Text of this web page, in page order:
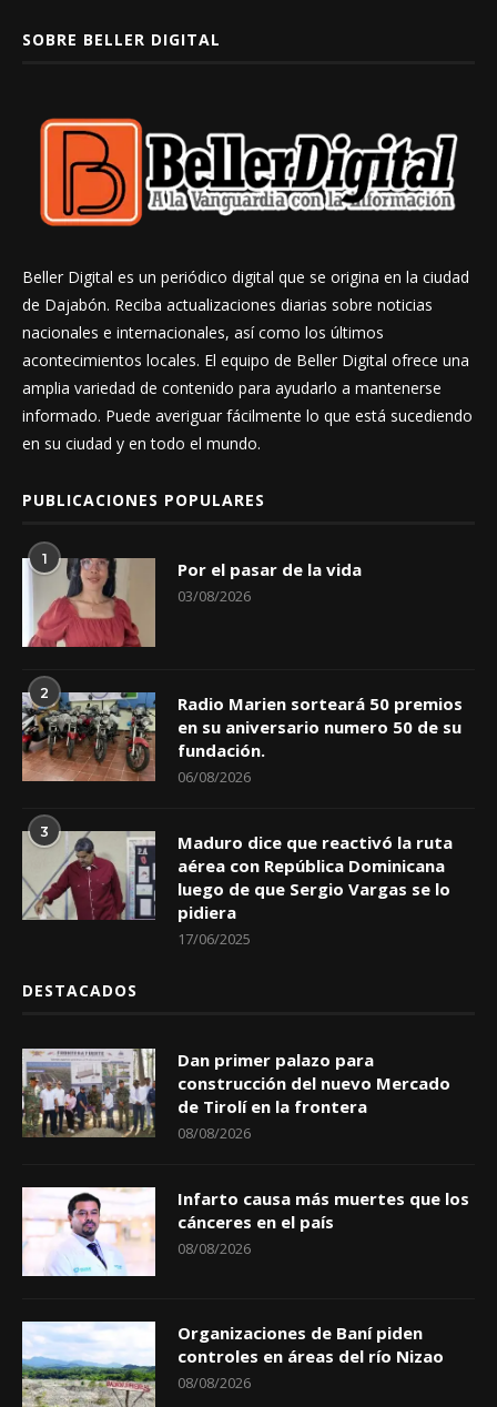
SOBRE BELLER DIGITAL
Beller Digital es un periódico digital que se origina en la ciudad
de Dajabón. Reciba actualizaciones diarias sobre noticias
nacionales e internacionales, así como los últimos
acontecimientos locales. El equipo de Beller Digital ofrece una
amplia variedad de contenido para ayudarlo a mantenerse
informado. Puede averiguar fácilmente lo que está sucediendo
en su ciudad y en todo el mundo.
PUBLICACIONES POPULARES
1 Por el pasar de la vida
03/08/2026
2
Radio Marien sorteará 50 premios
en su aniversario numero 50 de su
fundación.
06/08/2026
3
Maduro dice que reactivó la ruta
aérea con República Dominicana
luego de que Sergio Vargas se lo
pidiera
17/06/2025
DESTACADOS
Dan primer palazo para
construcción del nuevo Mercado
de Tirolí en la frontera
08/08/2026
Infarto causa más muertes que los
cánceres en el país
08/08/2026
Organizaciones de Baní piden
controles en áreas del río Nizao
08/08/2026